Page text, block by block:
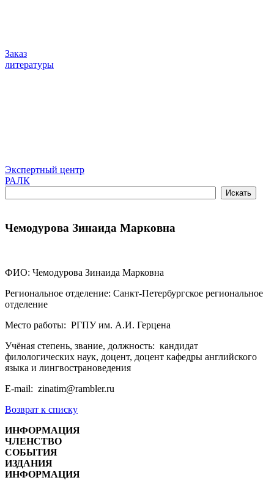
Заказ
литературы
Экспертный центр
РАЛК
Чемодурова Зинаида Марковна
ФИО: Чемодурова Зинаида Марковна
Региональное отделение: Санкт-Петербургское региональное
отделение
Место работы: РГПУ им. А.И. Герцена
Учёная степень, звание, должность: кандидат
филологических наук, доцент, доцент кафедры английского
языка и лингвострановедения
E-mail: zinatim@rambler.ru
Возврат к списку
ИНФОРМАЦИЯ
ЧЛЕНСТВО
СОБЫТИЯ
ИЗДАНИЯ
ИНФОРМАЦИЯ